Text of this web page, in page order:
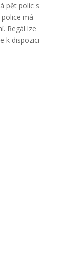
pět polic s
má
Regál lze
k dispozici